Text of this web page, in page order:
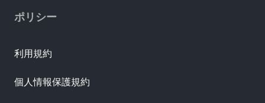
ポリシー
利用規約
個人情報保護規約